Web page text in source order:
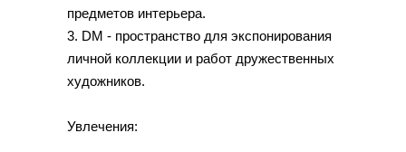
предметов интерьера.
3. DM - пространство для экспонирования
личной коллекции и работ дружественных
художников.
Увлечения: